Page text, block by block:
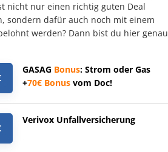
nicht nur einen richtig guten Deal
sondern dafür auch noch mit einem
werden? Dann bist du hier genau
GASAG Bonus: Strom oder Gas
+70€ Bonus vom Doc!
Verivox Unfallversicherung